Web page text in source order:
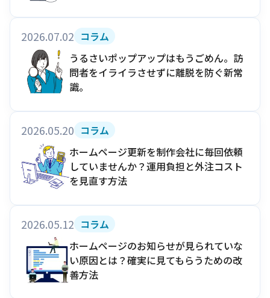
2026.07.02 コラム
うるさいポップアップはもうごめん。訪
問者をイライラさせずに離脱を防ぐ新常
識。
2026.05.20 コラム
ホームページ更新を制作会社に毎回依頼
していませんか？運用負担と外注コスト
を見直す方法
2026.05.12 コラム
ホームページのお知らせが見られていな
い原因とは？確実に見てもらうための改
善方法